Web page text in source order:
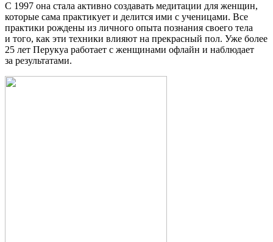
С 1997 она стала активно создавать медитации для женщин,
которые сама практикует и делится ими с ученицами. Все
практики рождены из личного опыта познания своего тела
и того, как эти техники влияют на прекрасный пол. Уже более
25 лет Перукуа работает с женщинами офлайн и наблюдает
за результатами.